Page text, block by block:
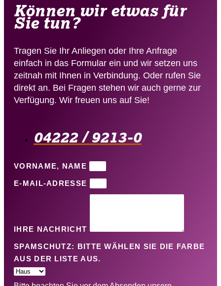
Können wir etwas für
Sie tun?
Tragen Sie Ihr Anliegen oder Ihre Anfrage
einfach in das Formular ein und wir setzen uns
zeitnah mit Ihnen in Verbindung. Oder rufen Sie
direkt an. Bei Fragen stehen wir auch gerne zur
Verfügung. Wir freuen uns auf Sie!
04222 / 9213-0​
VORNAME, NAME
E-MAIL-ADRESSE
IHRE NACHRICHT
SPAMSCHUTZ: BITTE WÄHLEN SIE DIE FARBE
AUS DER LISTE AUS.